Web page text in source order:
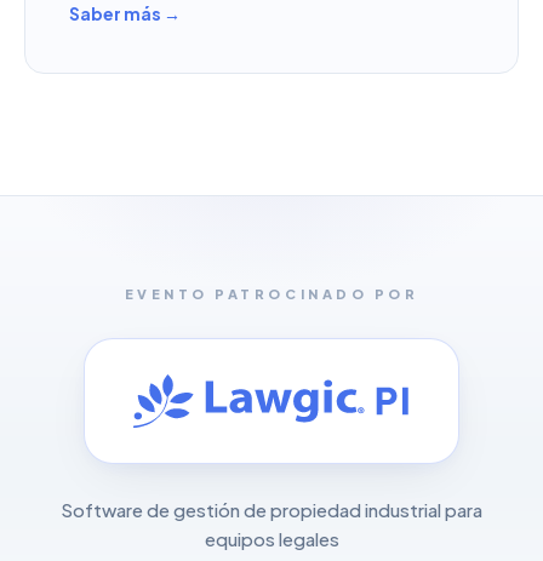
Saber más →
EVENTO PATROCINADO POR
Software de gestión de propiedad industrial para
equipos legales